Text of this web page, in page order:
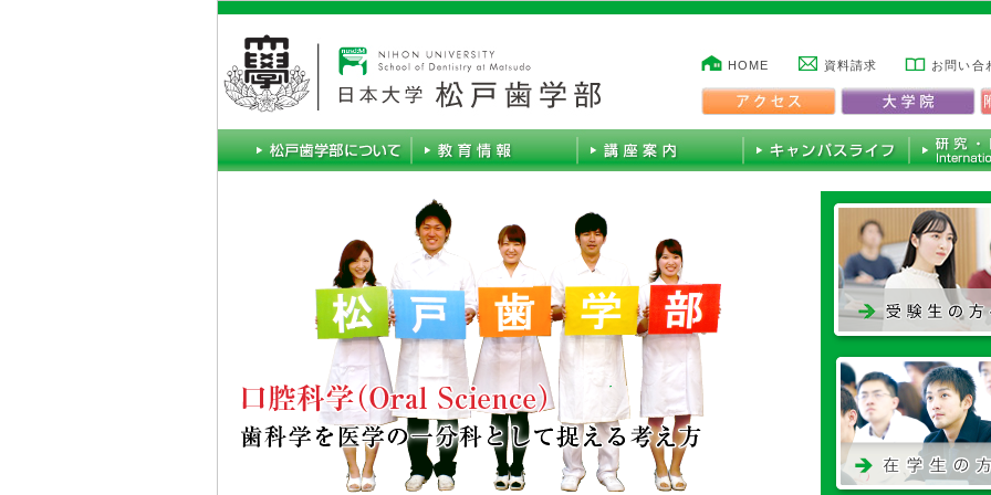
HOME 資料請求 お問い合